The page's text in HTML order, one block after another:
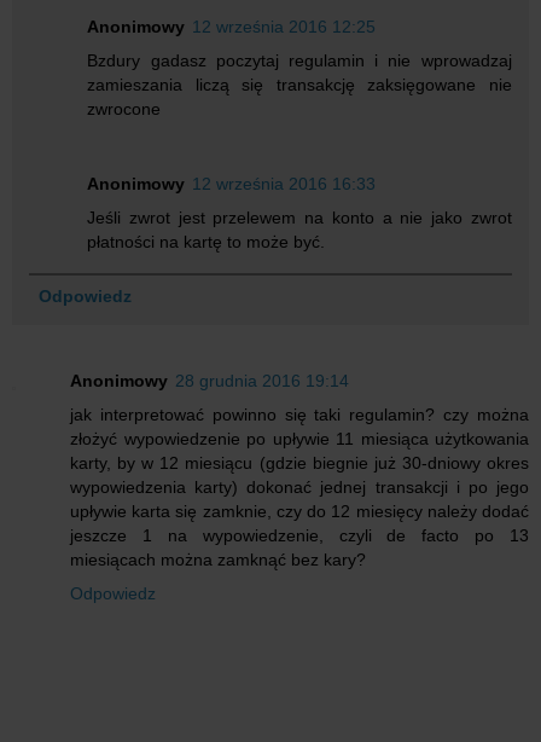
Anonimowy 12 września 2016 12:25
Bzdury gadasz poczytaj regulamin i nie wprowadzaj
zamieszania liczą się transakcję zaksięgowane nie
zwrocone
Anonimowy 12 września 2016 16:33
Jeśli zwrot jest przelewem na konto a nie jako zwrot
płatności na kartę to może być.
Odpowiedz
Anonimowy 28 grudnia 2016 19:14
jak interpretować powinno się taki regulamin? czy można
złożyć wypowiedzenie po upływie 11 miesiąca użytkowania
karty, by w 12 miesiącu (gdzie biegnie już 30-dniowy okres
wypowiedzenia karty) dokonać jednej transakcji i po jego
upływie karta się zamknie, czy do 12 miesięcy należy dodać
jeszcze 1 na wypowiedzenie, czyli de facto po 13
miesiącach można zamknąć bez kary?
Odpowiedz